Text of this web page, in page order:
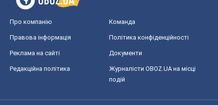
Про компанію Команда
Правова інформація Політика конфіденційності
Реклама на сайті Документи
Редакційна політика
Журналісти OBOZ.UA на місці
подій